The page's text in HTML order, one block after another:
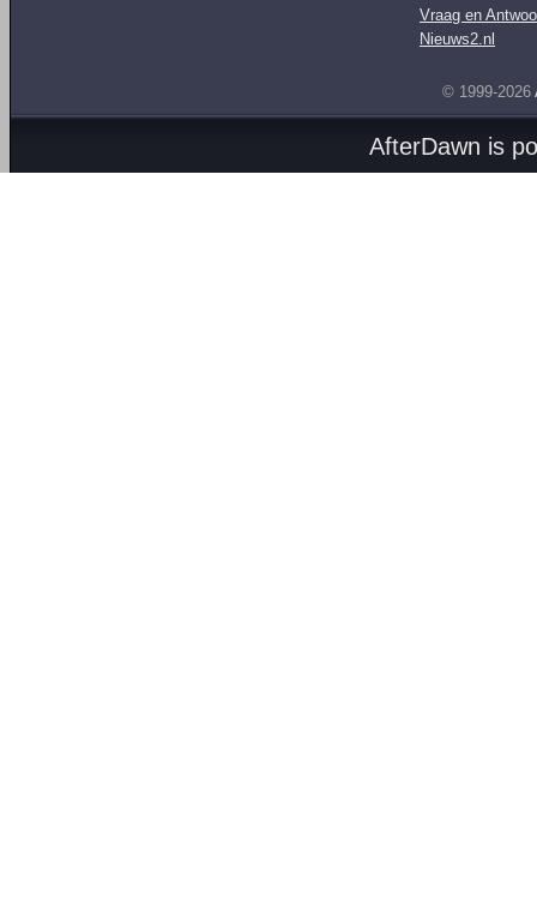
Vraag en
Nieuws2.nl
© 1999-2026
AfterDawn is